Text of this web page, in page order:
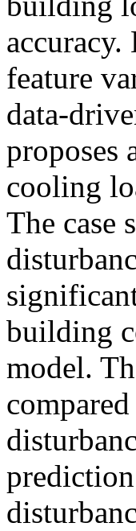
accuracy.
feature
data-
proposes
cooling
The case
building
model.